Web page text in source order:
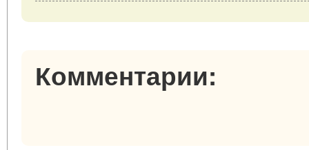
Комментарии: